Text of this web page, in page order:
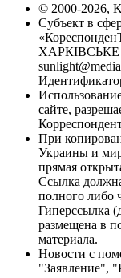
© 2000-2026,
Субъект в
ХАРКІВСЬКЕ
сайте,
При
Украины и
прямая
Ссылка
полного либо
Гиперссылка
размещена в
материала.
Новости с
"Заявление",